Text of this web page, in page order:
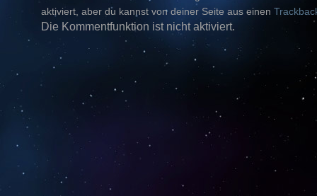
aktiviert, aber du kannst von deiner Seite aus einen
Die Kommentfunktion ist nicht aktiviert.